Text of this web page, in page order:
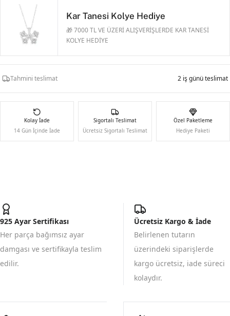
Kar Tanesi Kolye Hediye
🎁 7000 TL VE ÜZERİ ALIŞVERİŞLERDE KAR TANESİ
KOLYE HEDİYE
Tahmini teslimat 2 iş günü teslimat
Kolay İade
14 Gün İçinde İade
Sigortalı Teslimat
Ücretsiz Sigortalı Teslimat
Özel Paketleme
Hediye Paketi
925 Ayar Sertifikası
Her parça bağımsız ayar
damgası ve sertifikayla teslim
edilir.
Ücretsiz Kargo & İade
Belirlenen tutarın
üzerindeki siparişlerde
kargo ücretsiz, iade süreci
kolaydır.